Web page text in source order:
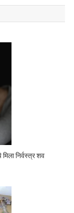
निर्वस्त्र शव